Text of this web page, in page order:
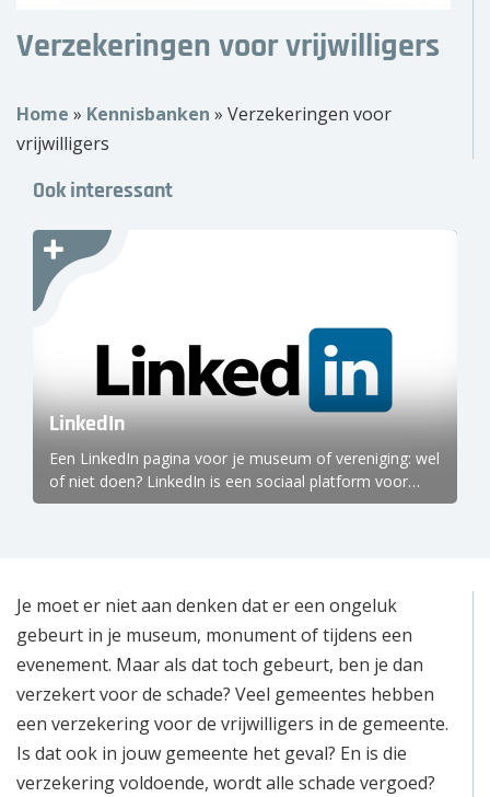
Agenda
Verzekeringen voor vrijwilligers
Home » Kennisbanken » Verzekeringen voor
vrijwilligers
Ook interessant
LinkedIn
Een LinkedIn pagina voor je museum of vereniging: wel
of niet doen? LinkedIn is een sociaal platform voor…
Je moet er niet aan denken dat er een ongeluk
gebeurt in je museum, monument of tijdens een
evenement. Maar als dat toch gebeurt, ben je dan
verzekert voor de schade? Veel gemeentes hebben
een verzekering voor de vrijwilligers in de gemeente.
Is dat ook in jouw gemeente het geval? En is die
verzekering voldoende, wordt alle schade vergoed?